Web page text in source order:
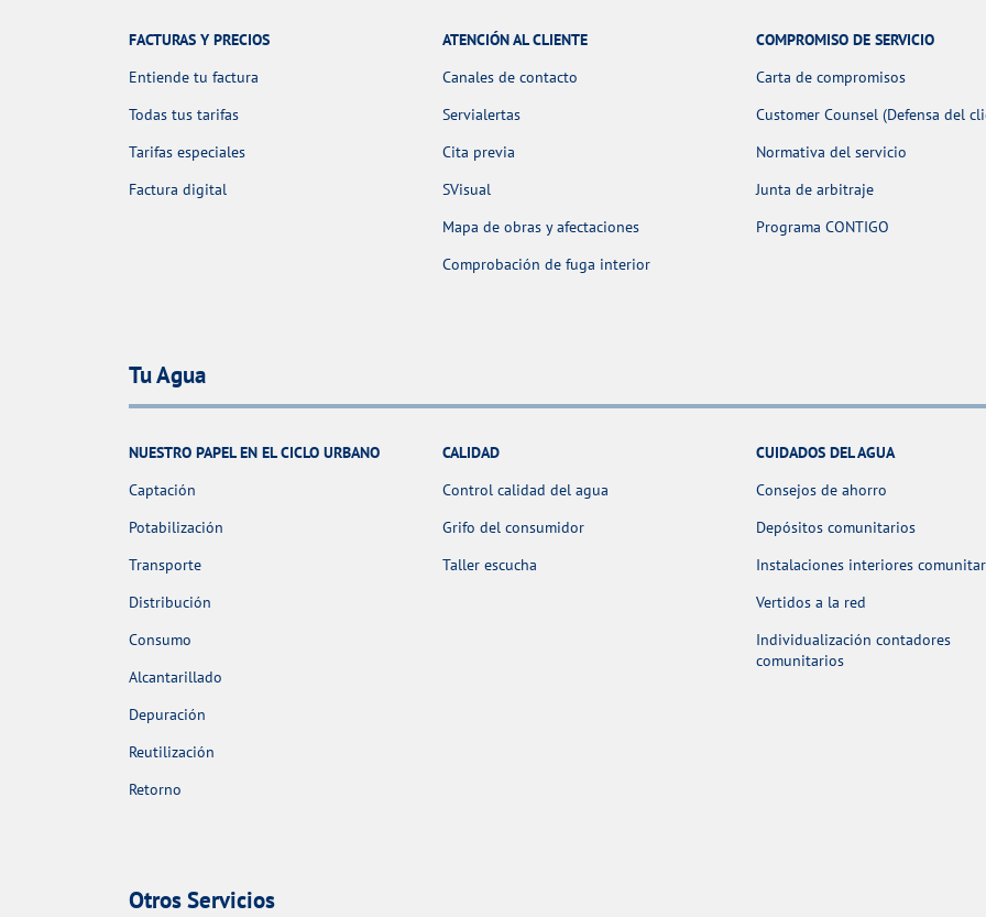
FACTURAS Y PRECIOS
Entiende tu factura
Todas tus tarifas
Tarifas especiales
Factura digital
ATENCIÓN AL CLIENTE
Canales de contacto
Servialertas
Cita previa
SVisual
Mapa de obras y afectaciones
Comprobación de fuga interior
COMPROMISO DE SERVICIO
Carta de compromisos
Customer Counsel (Defensa del
Normativa del servicio
Junta de arbitraje
Programa CONTIGO
Tu Agua
NUESTRO PAPEL EN EL CICLO URBANO
Captación
Potabilización
Transporte
Distribución
Consumo
Alcantarillado
Depuración
Reutilización
Retorno
CALIDAD
Control calidad del agua
Grifo del consumidor
Taller escucha
CUIDADOS DEL AGUA
Consejos de ahorro
Depósitos comunitarios
Instalaciones interiores
Vertidos a la red
Individualización contadores
comunitarios
Otros Servicios